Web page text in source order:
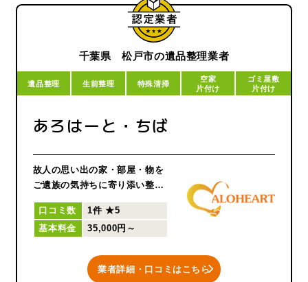
提示致します。
千葉県 松戸市の遺品整理業者
遺品整理 生前整理 特殊清掃
空家
片付け
ゴミ屋敷
片付け
あろはーと・ちば
故人の思い出の家・部屋・物を
ご遺族の気持ちに寄り添い整理
します。
ゴミ屋敷、孤独死されたお部屋
などは
現状復帰させます。
お元気なうちに
口コミ数 1件 ★5
基本料金
35,000円～
業者詳細・口コミはこちら